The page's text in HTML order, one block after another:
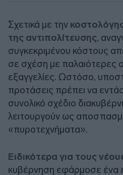
Σχετικά με την
της αντιπολίτευσης,
συγκεκριμένου κόστους
σε σχέση με παλαιότερες
εξαγγελίες. Ωστόσο,
προτάσεις πρέπει να
συνολικό σχέδιο
λειτουργούν ως
«πυροτεχνήματα».
Ειδικότερα για τους
κυβέρνηση εφάρμοσε ένα